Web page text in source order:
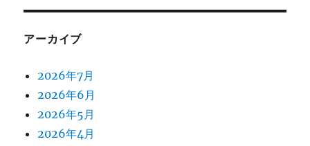
アーカイブ
2026年7月
2026年6月
2026年5月
2026年4月